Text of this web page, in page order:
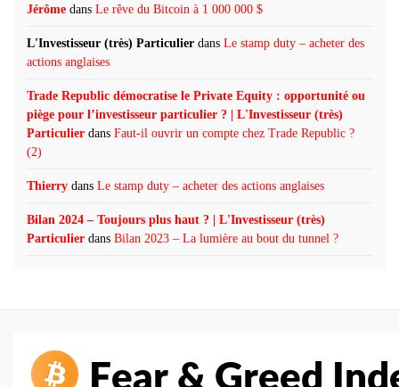
Jérôme dans Le rêve du Bitcoin à 1 000 000 $
L'Investisseur (très) Particulier dans Le stamp duty – acheter des
actions anglaises
Trade Republic démocratise le Private Equity : opportunité ou
piège pour l’investisseur particulier ? | L'Investisseur (très)
Particulier dans Faut-il ouvrir un compte chez Trade Republic ?
(2)
Thierry dans Le stamp duty – acheter des actions anglaises
Bilan 2024 – Toujours plus haut ? | L'Investisseur (très)
Particulier dans Bilan 2023 – La lumière au bout du tunnel ?